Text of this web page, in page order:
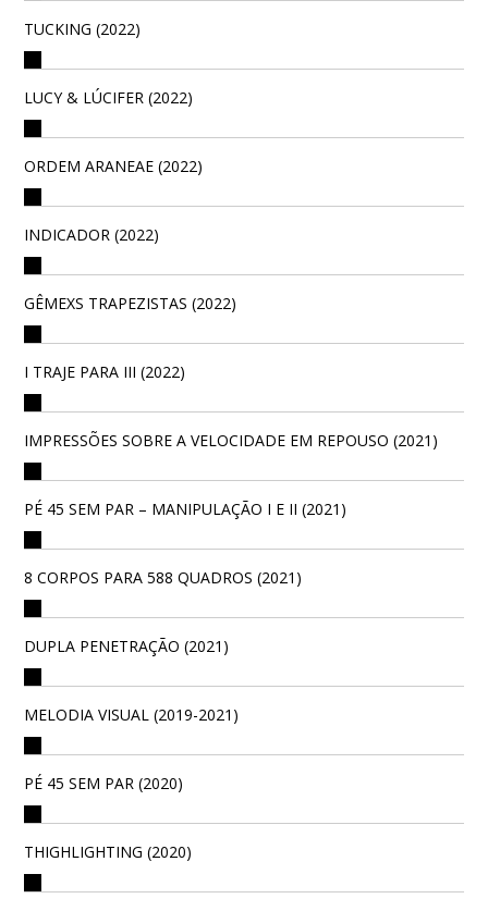
TUCKING (2022)
LUCY & LÚCIFER (2022)
ORDEM ARANEAE (2022)
INDICADOR (2022)
GÊMEXS TRAPEZISTAS (2022)
I TRAJE PARA III (2022)
IMPRESSÕES SOBRE A VELOCIDADE EM REPOUSO (2021)
PÉ 45 SEM PAR – MANIPULAÇÃO I E II (2021)
8 CORPOS PARA 588 QUADROS (2021)
DUPLA PENETRAÇÃO (2021)
MELODIA VISUAL (2019-2021)
PÉ 45 SEM PAR (2020)
THIGHLIGHTING (2020)